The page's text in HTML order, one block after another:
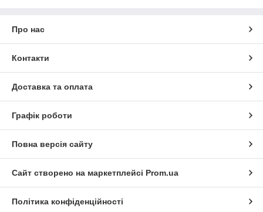
Про нас
Контакти
Доставка та оплата
Графік роботи
Повна версія сайту
Сайт створено на маркетплейсі Prom.ua
Політика конфіденційності